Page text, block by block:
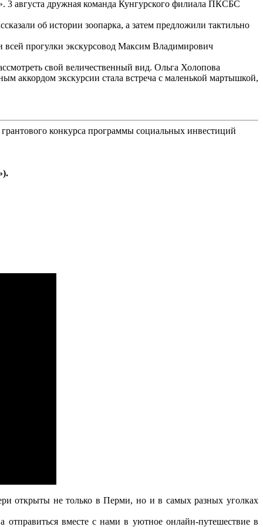
3 августа дружная команда Кунгурского филиала ПКСБС
об истории зоопарка, а затем предложили тактильно
всей прогулки экскурсовод Максим Владимирович
свой величественный вид. Ольга Холопова
аккордом экскурсии стала встреча с маленькой мартышкой,
грантового конкурса программы социальных инвестиций
открыты не только в Перми, но и в самых разных уголках
вместе с нами в уютное онлайн-путешествие в